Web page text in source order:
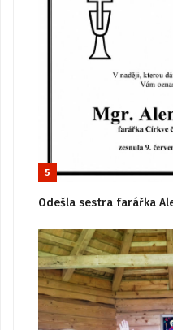
5
Odešla sestra farářka